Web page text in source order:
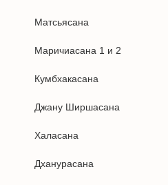
Матсьясана
Маричиасана 1 и 2
Кумбхакасана
Джану Ширшасана
Халасана
Дханурасана